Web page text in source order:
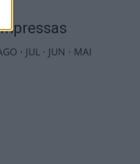
· JUL· JUN · MAI